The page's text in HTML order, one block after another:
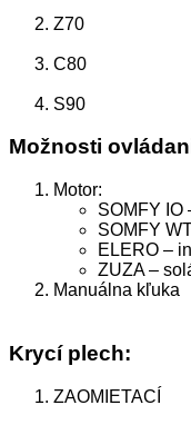
Z70
C80
S90
Možnosti
Motor:
SOMFY IO
SOMFY
ELERO –
ZUZA –
Manuálna kľuka
Krycí plech:
ZAOMIETACÍ